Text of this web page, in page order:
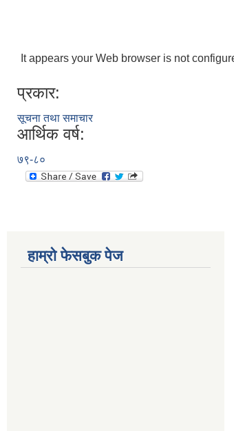
It appears your Web browser is not
प्रकार:
सूचना तथा समाचार
आर्थिक वर्ष:
७९-८०
हाम्रो फेसबुक पेज